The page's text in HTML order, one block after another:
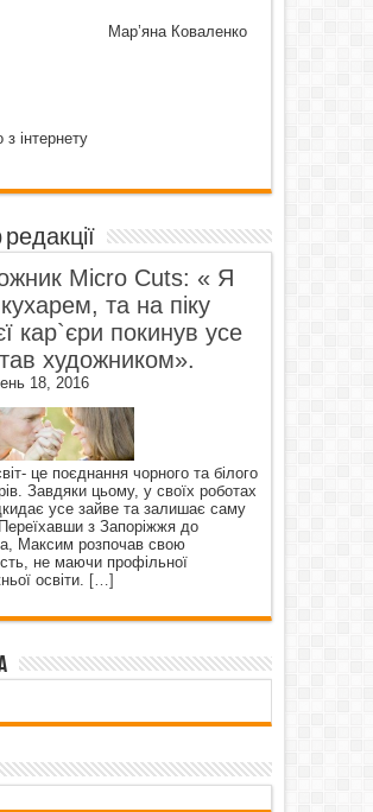
Мар’яна Коваленко
з інтернету
Micro Cuts: « Я
та на піку
кар`єри покинув усе
художником».
18, 2016
це поєднання чорного та білого
Завдяки цьому, у своїх роботах
усе зайве та залишає саму
з Запоріжжя до
Максим розпочав свою
не маючи профільної
освіти. […]